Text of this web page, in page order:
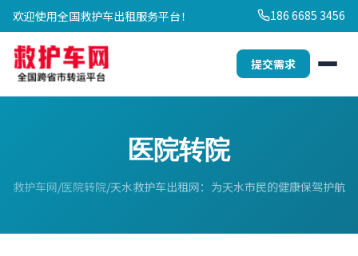
欢迎使用全国救护车出租服务平台！ 186 6685 3456
提交需求
医院转院
救护车网 医院转院 天水救护车出租网：为天水市民的健康保驾护航